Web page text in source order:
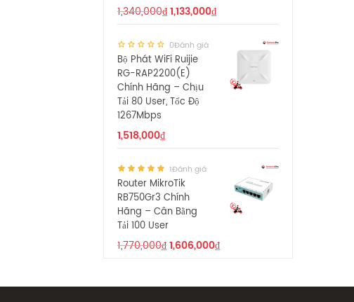
1,340,000₫1,133,000₫
0Đánh giá
Bộ Phát WiFi Ruijie
RG-RAP2200(E)
Chính Hãng – Chịu
Tải 80 User, Tốc Độ
1267Mbps
1,518,000₫
1Đánh giá
Router MikroTik
RB750Gr3 Chính
Hãng – Cân Bằng
Tải 100 User
1,770,000₫1,606,000₫